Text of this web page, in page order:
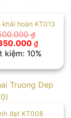
khải hoàn KT013
₫
₫Giá
hiện
tại
kiệm: 10%
đạt KT008